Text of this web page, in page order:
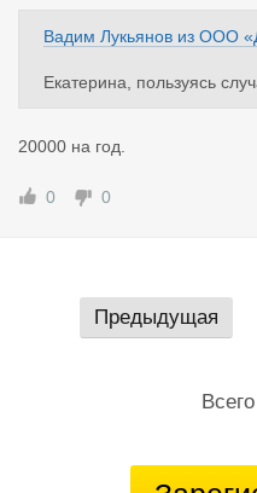
Вадим Лукьянов из ООО
Екатерина, пользуясь
20000 на год.
0 0
Предыдущая